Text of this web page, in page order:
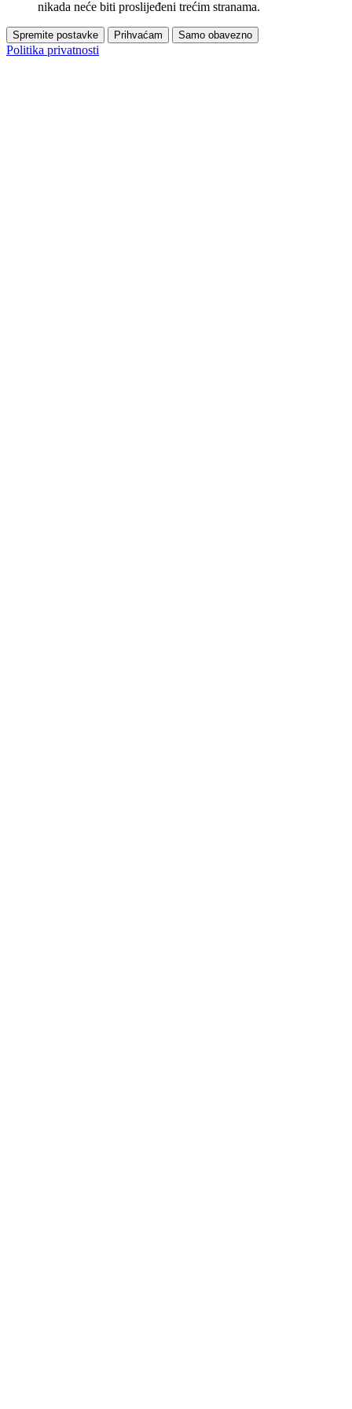
nikada neće biti proslijeđeni trećim stranama.
Spremite postavke Prihvaćam Samo obavezno
Politika privatnosti